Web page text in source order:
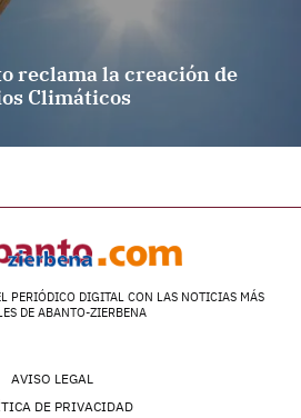
reclama la creación de
Climáticos
PERIÓDICO DIGITAL CON LAS NOTICIAS MÁS
DE ABANTO-ZIERBENA
AVISO LEGAL
DE PRIVACIDAD